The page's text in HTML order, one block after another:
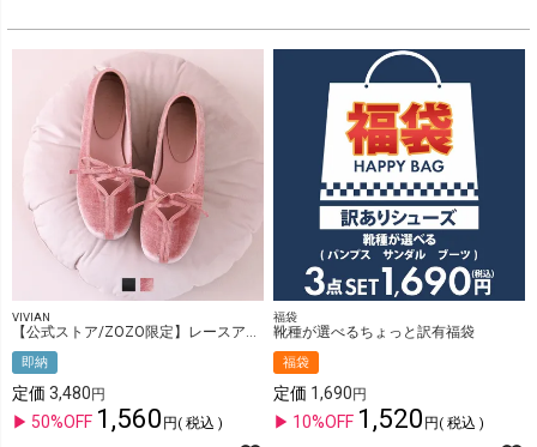
VIVIAN
【公式ストア/ZOZO限定】レースアップリボンバレエシューズ
即納
定価 3,480
50%OFF 1,560 税込
福袋
靴種が選べるちょっと訳有福袋
福袋
定価 1,690
10%OFF 1,520 税込